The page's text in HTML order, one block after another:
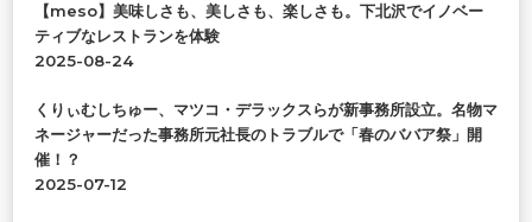
【meso】美味しさも、美しさも、楽しさも。下北沢でイノベー
ティブなレストランを体験
2025-08-24
くりぃむしちゅー、マツコ・デラックスらが新事務所設立。名物マ
ネージャーだった事務所元社長のトラブルで「春のババア祭」開
催！？
2025-07-12